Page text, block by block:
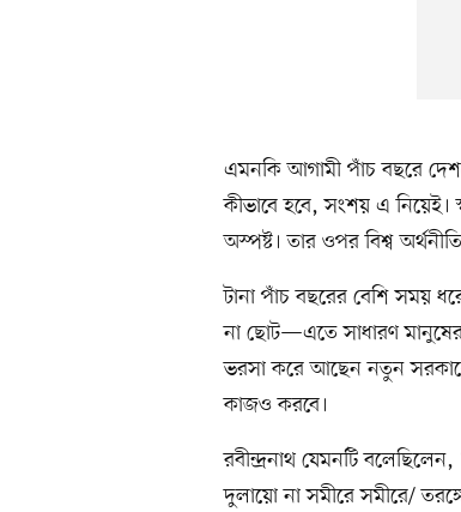
এমনকি আগামী পাঁচ বছরে
কীভাবে হবে, সংশয় এ
অস্পষ্ট। তার ওপর বিশ্ব
টানা পাঁচ বছরের বেশি সময়
না ছোট—এতে সাধারণ
ভরসা করে আছেন নতুন
কাজও করবে।
রবীন্দ্রনাথ যেমনটি
দুলায়ো না সমীরে সমীরে/